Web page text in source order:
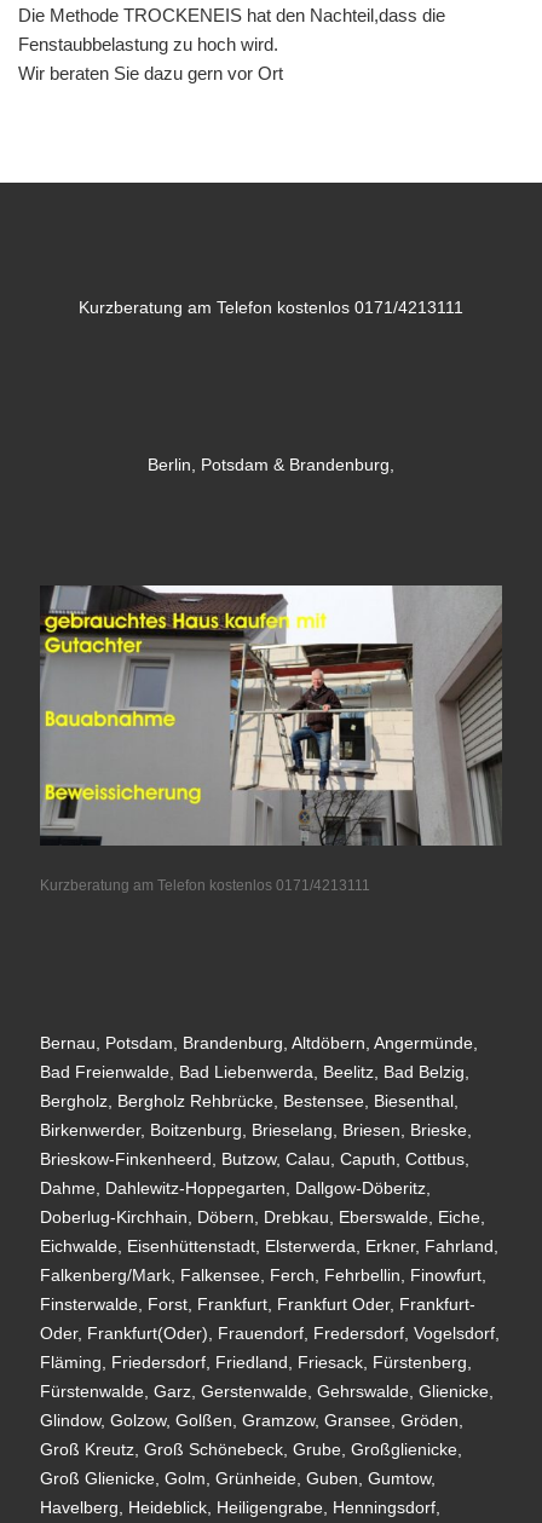
Die Methode TROCKENEIS hat den Nachteil,dass die
Fenstaubbelastung zu hoch wird.
Wir beraten Sie dazu gern vor Ort
Kurzberatung am Telefon kostenlos 0171/4213111
Berlin, Potsdam & Brandenburg,
Kurzberatung am Telefon kostenlos 0171/4213111
Bernau, Potsdam, Brandenburg, Altdöbern, Angermünde,
Bad Freienwalde, Bad Liebenwerda, Beelitz, Bad Belzig,
Bergholz, Bergholz Rehbrücke, Bestensee, Biesenthal,
Birkenwerder, Boitzenburg, Brieselang, Briesen, Brieske,
Brieskow-Finkenheerd, Butzow, Calau, Caputh, Cottbus,
Dahme, Dahlewitz-Hoppegarten, Dallgow-Döberitz,
Doberlug-Kirchhain, Döbern, Drebkau, Eberswalde, Eiche,
Eichwalde, Eisenhüttenstadt, Elsterwerda, Erkner, Fahrland,
Falkenberg/Mark, Falkensee, Ferch, Fehrbellin, Finowfurt,
Finsterwalde, Forst, Frankfurt, Frankfurt Oder, Frankfurt-
Oder, Frankfurt(Oder), Frauendorf, Fredersdorf, Vogelsdorf,
Fläming, Friedersdorf, Friedland, Friesack, Fürstenberg,
Fürstenwalde, Garz, Gerstenwalde, Gehrswalde, Glienicke,
Glindow, Golzow, Golßen, Gramzow, Gransee, Gröden,
Groß Kreutz, Groß Schönebeck, Grube, Großglienicke,
Groß Glienicke, Golm, Grünheide, Guben, Gumtow,
Havelberg, Heideblick, Heiligengrabe, Henningsdorf,